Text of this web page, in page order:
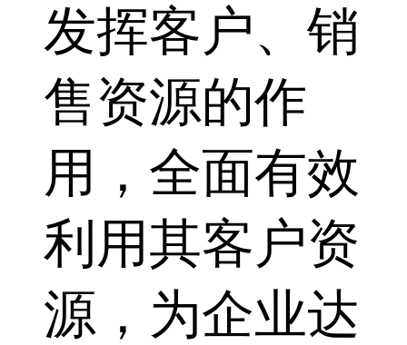
发挥客户、销
售资源的作
用，全面有效
利用其客户资
源，为企业达